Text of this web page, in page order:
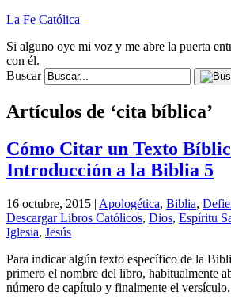
La Fe Católica
Si alguno oye mi voz y me abre la puerta
con él.
Buscar
Artículos de ‘cita bíblica’
Cómo Citar un Texto
Introducción a la Biblia 5
16 octubre, 2015 | Apologética, Biblia,
Descargar Libros Católicos, Dios, Espíritu
Iglesia, Jesús
Para indicar algún texto específico de la
primero el nombre del libro, habitualmente
número de capítulo y finalmente el versículo.